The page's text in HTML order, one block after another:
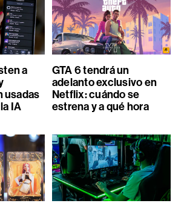
a
usadas
IA
GTA 6 tendrá un
adelanto exclusivo en
Netflix: cuándo se
estrena y a qué hora